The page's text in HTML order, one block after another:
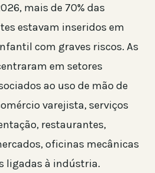
mais de 70% das
estavam inseridos em
com graves riscos. As
em setores
ao uso de mão de
varejista, serviços
restaurantes,
oficinas mecânicas
ligadas à indústria.